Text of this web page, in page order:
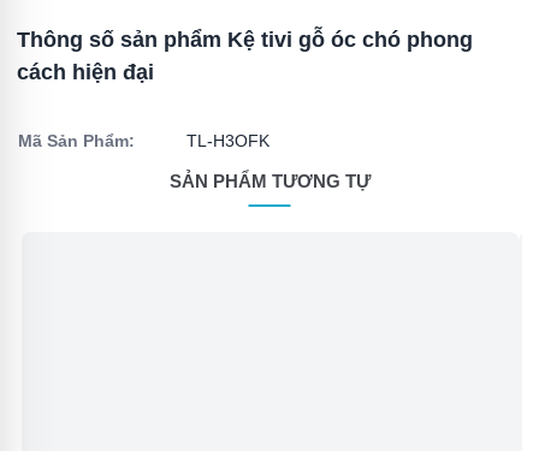
Thông số sản phẩm Kệ tivi gỗ óc chó phong
cách hiện đại
Mã Sản Phẩm: TL-H3OFK
SẢN PHẨM TƯƠNG TỰ